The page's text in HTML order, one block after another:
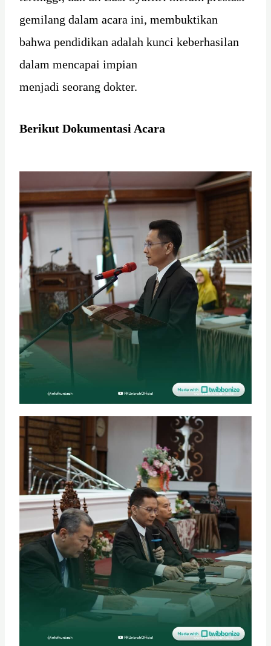
gemilang dalam acara ini, membuktikan
bahwa pendidikan adalah kunci keberhasilan
dalam mencapai impian
menjadi seorang dokter.
Berikut Dokumentasi Acara